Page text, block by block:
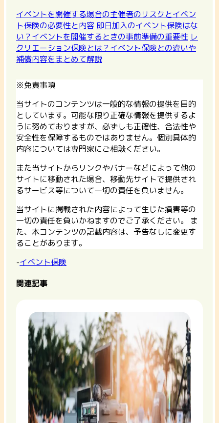
イベントを開催する場合の主催者のリスクとイベン
ト保険の必要性と内容 即日加入のイベント保険はな
い？イベントを開催するときの事前準備の重要性 レ
クリエーション保険とは？イベント保険との違いや
補償内容をまとめて解説
※免責事項
当サイトのコンテンツは一般的な情報の提供を目的
としています。可能な限り正確な情報を提供するよ
うに努めておりますが、必ずしも正確性、合法性や
安全性を保障するものではありません。個別具体的
内容については専門家にご相談ください。
また当サイトからリンクやバナーなどによって他の
サイトに移動された場合、移動先サイトで提供され
るサービス等について一切の責任を負いません。
当サイトに掲載された内容によって生じた損害等の
一切の責任を負いかねますのでご了承ください。 ま
た、本コンテンツの記載内容は、予告なしに変更す
ることがあります。
-イベント保険
関連記事